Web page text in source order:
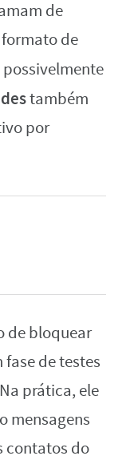
de
de
também
por
de bloquear
de testes
prática, ele
mensagens
contatos do